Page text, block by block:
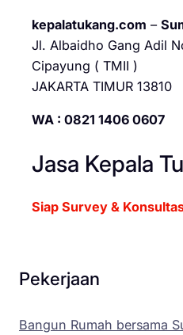
kepalatukang.com –
Jl. Albaidho Gang Adil
Cipayung ( TMII )
JAKARTA TIMUR 13810
WA : 0821 1406 0607
Jasa Kepala
Siap Survey &
Pekerjaan
Bangun Rumah bersama